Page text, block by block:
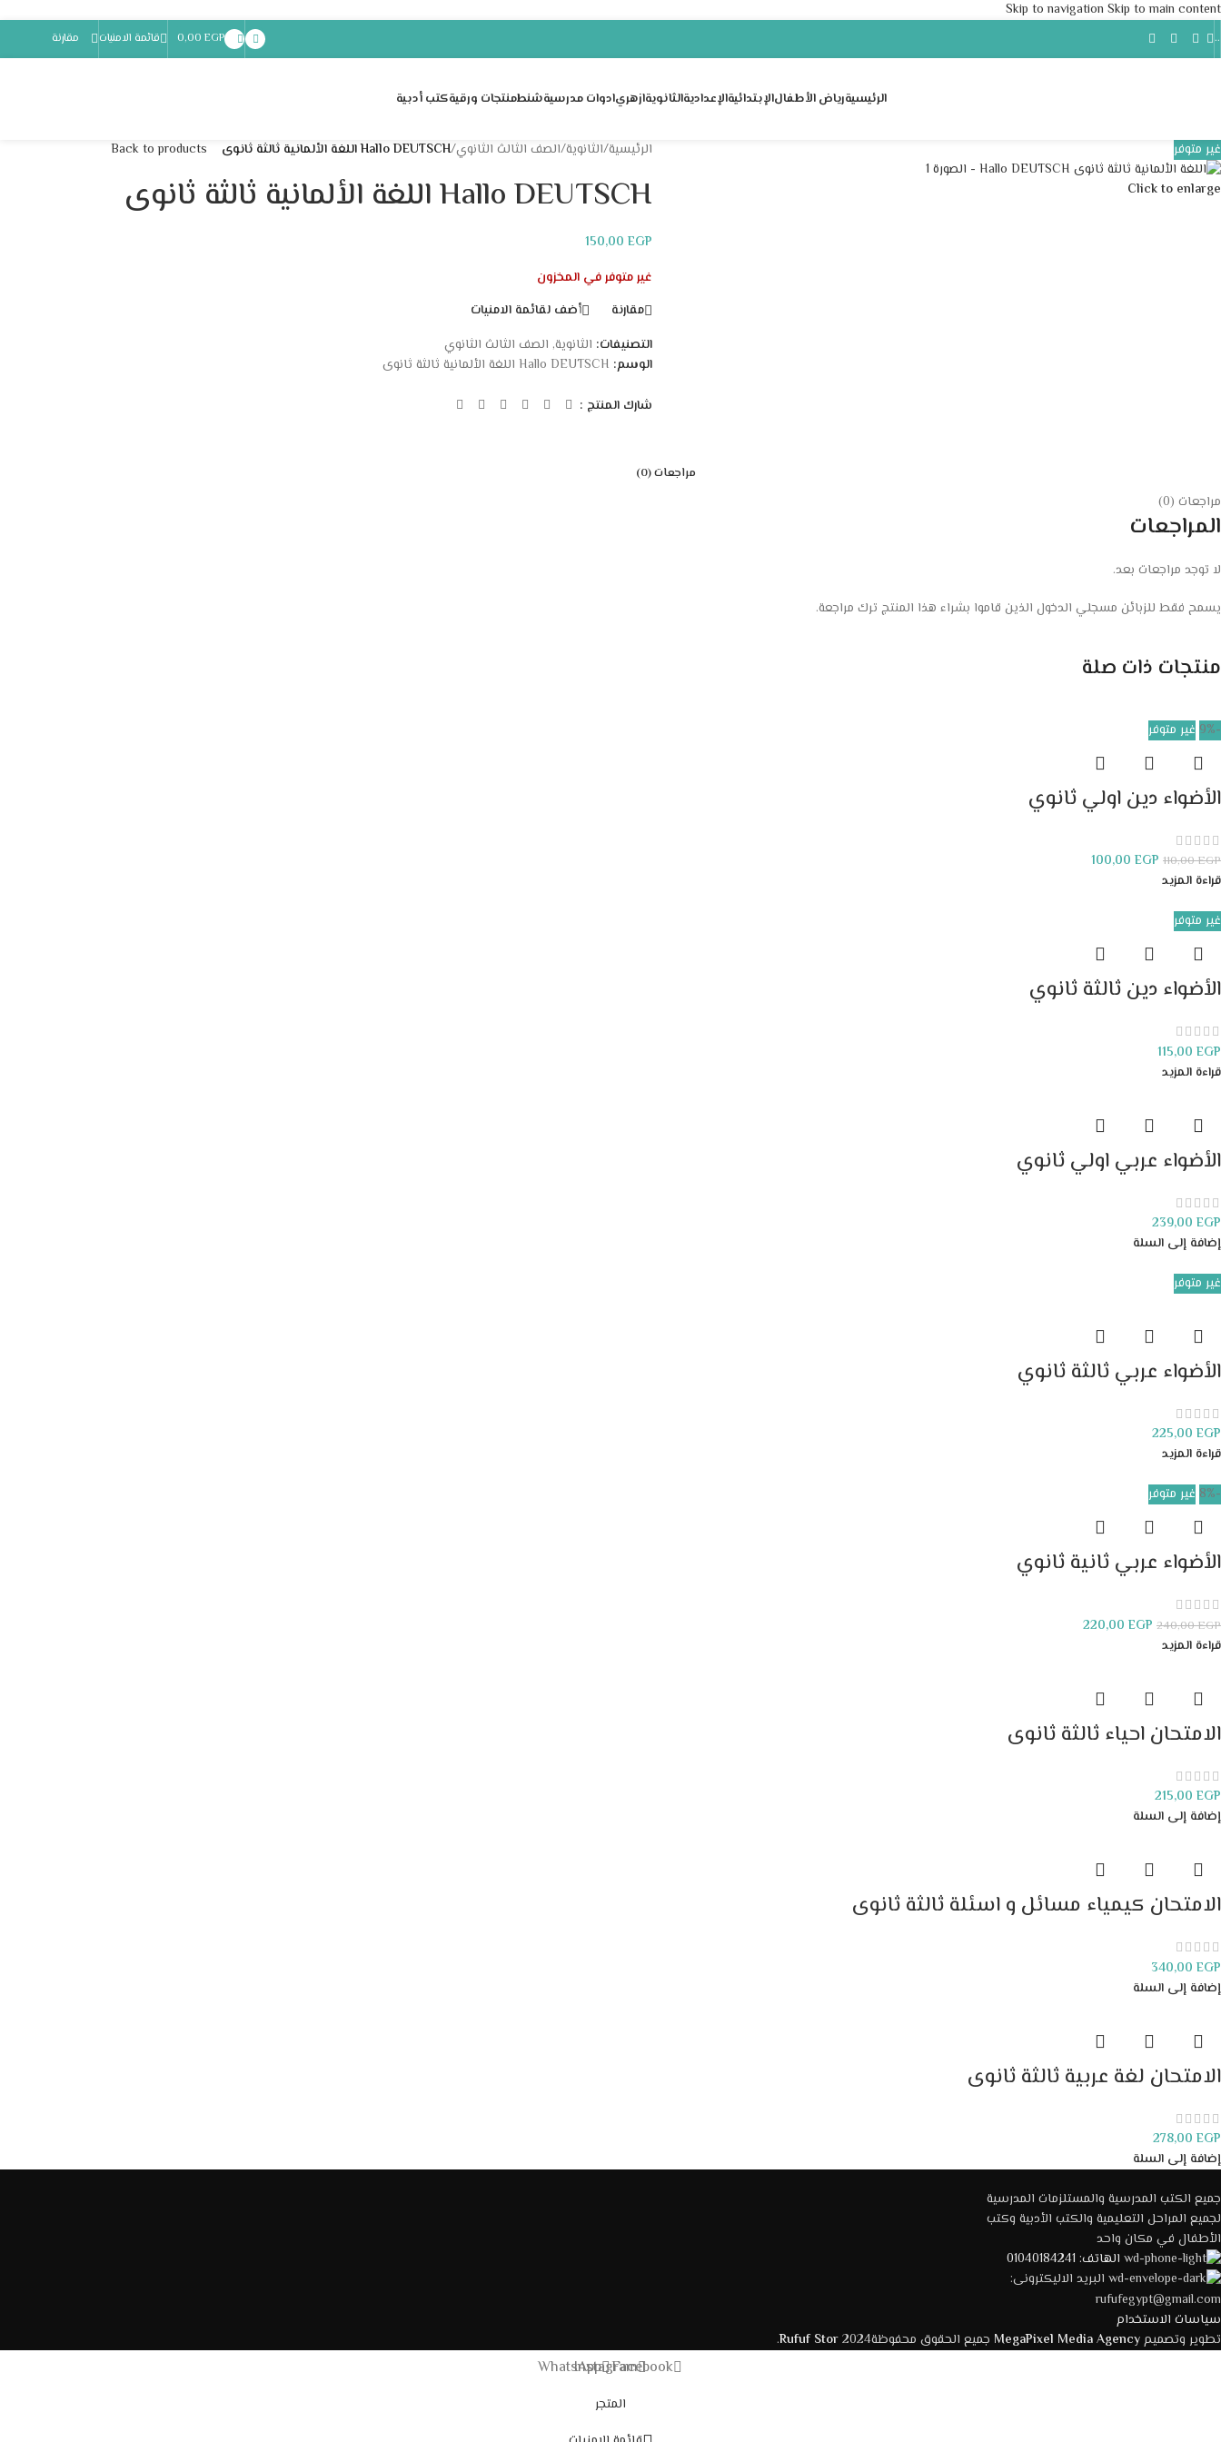
Skip to navigation Skip to main content
..
0,00EGP قائمة الامنيات مقارنة
الرئيسيةرياض الأطفالالإبتدائيةالإعداديةالثانويةازهريادوات مدرسيةشنطمنتجات ورقيةكتب أدبية
غير متوفر
Click to enlarge
الرئيسية/الثانوية/الصف الثالث الثانوي/Hallo DEUTSCH اللغة الألمانية ثالثة ثانوى Back to products
Hallo DEUTSCH اللغة الألمانية ثالثة ثانوى
150,00EGP
غير متوفر في المخزون
مقارنة
أضف لقائمة الامنيات
التصنيفات: الثانوية, الصف الثالث الثانوي
الوسم: Hallo DEUTSCH اللغة الألمانية ثالثة ثانوى
شارك المنتج :
مراجعات (0)
مراجعات (0)
المراجعات
لا توجد مراجعات بعد.
يسمح فقط للزبائن مسجلي الدخول الذين قاموا بشراء هذا المنتج ترك مراجعة.
منتجات ذات صلة
-9% غير متوفر
الأضواء دين اولي ثانوي
110,00EGP
100,00 EGP
قراءة المزيد
غير متوفر
الأضواء دين ثالثة ثانوي
115,00 EGP
قراءة المزيد
الأضواء عربي اولي ثانوي
239,00 EGP
إضافة إلى السلة
غير متوفر
الأضواء عربي ثالثة ثانوي
225,00 EGP
قراءة المزيد
-8%
غير متوفر
الأضواء عربي ثانية ثانوي
240,00EGP
220,00 EGP
قراءة المزيد
الامتحان احياء ثالثة ثانوى
215,00 EGP
إضافة إلى السلة
الامتحان كيمياء مسائل و اسئلة ثالثة ثانوى
340,00 EGP
إضافة إلى السلة
الامتحان لغة عربية ثالثة ثانوى
278,00 EGP
إضافة إلى السلة
جميع الكتب المدرسية والمستلزمات المدرسية
لجميع المراحل التعليمية والكتب الأدبية وكتب
الأطفال في مكان واحد
الهاتف: 01040184241
البريد الاليكترونى:
rufufegypt@gmail.com
سياسات الاستخدام
تطوير وتصميمMegaPixel Media Agency جميع الحقوق محفوظة2024 Rufuf Stor
.
Facebook
Instagram
WhatsApp
المتجر